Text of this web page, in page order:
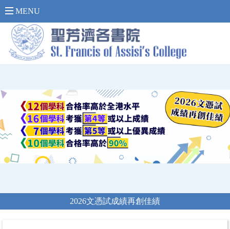
MENU
2026文憑試成績再創佳績